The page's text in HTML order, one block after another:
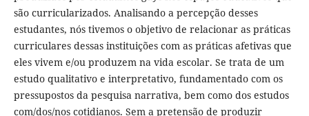
são curricularizados. Analisando a percepção desses
estudantes, nós tivemos o objetivo de relacionar as práticas
curriculares dessas instituições com as práticas afetivas que
eles vivem e/ou produzem na vida escolar. Se trata de um
estudo qualitativo e interpretativo, fundamentado com os
pressupostos da pesquisa narrativa, bem como dos estudos
com/dos/nos cotidianos. Sem a pretensão de produzir